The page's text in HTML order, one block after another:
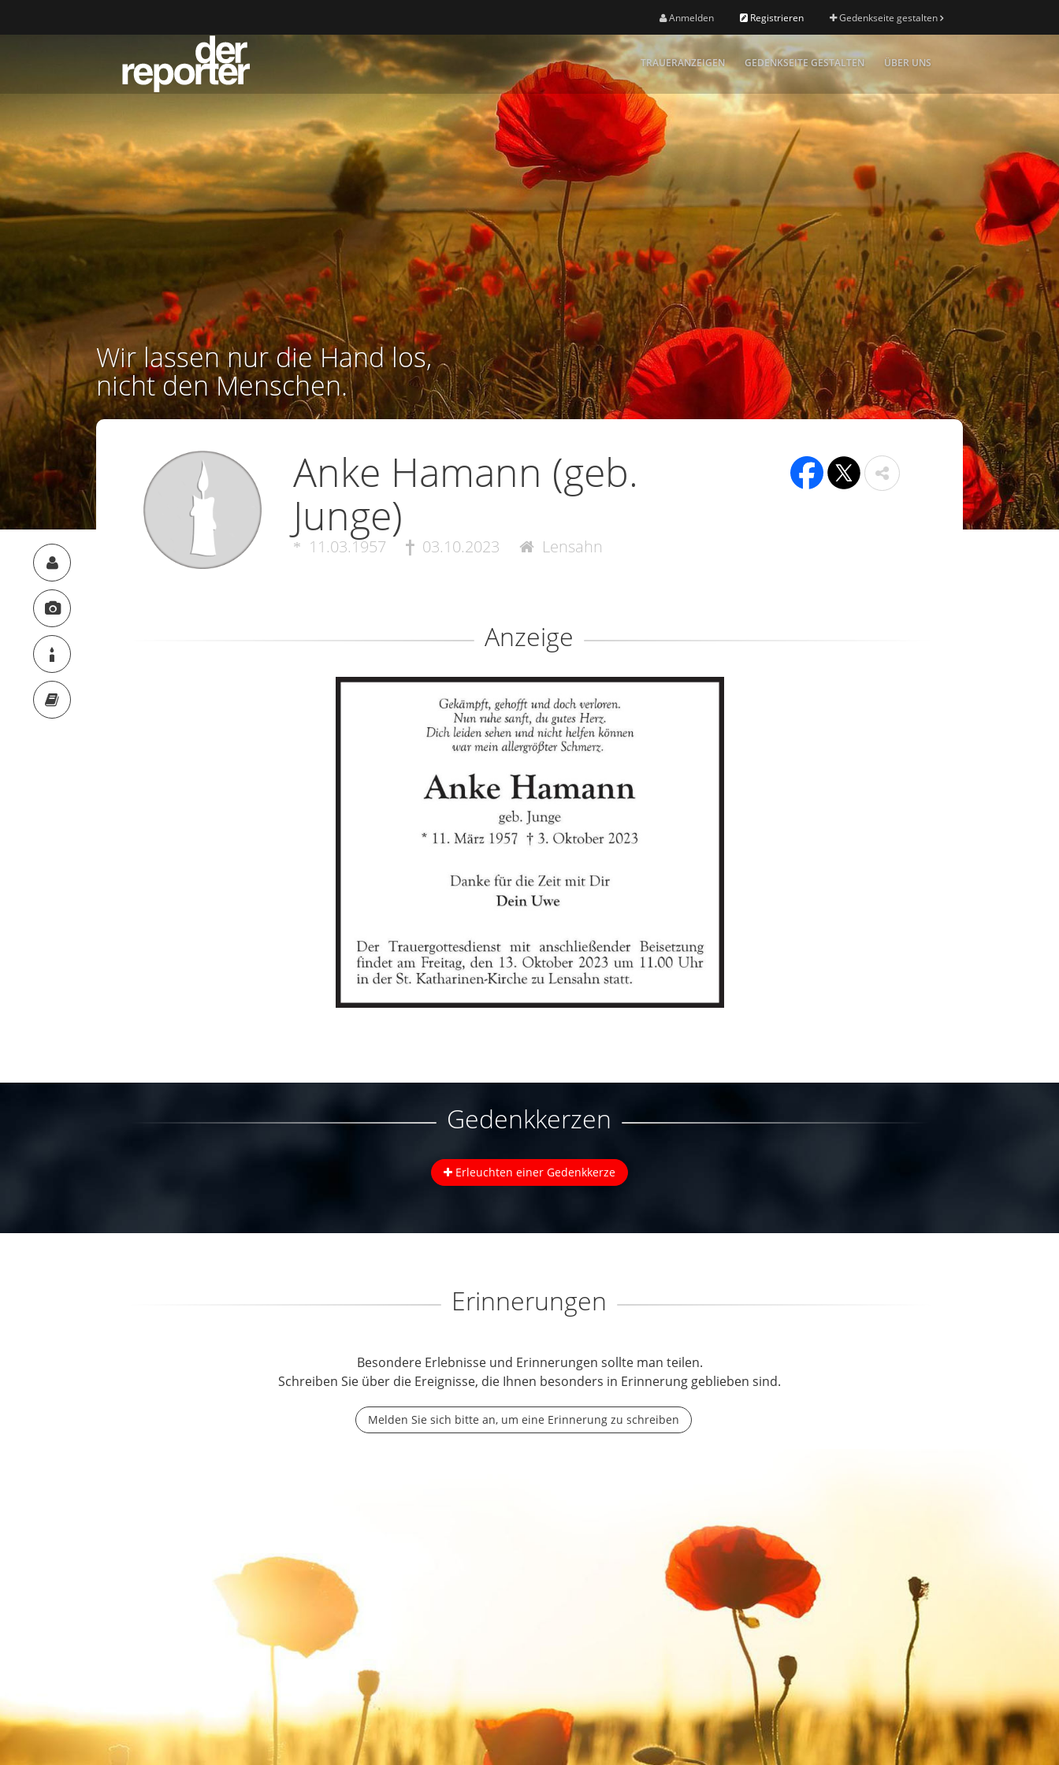
Anmelden Registrieren Gedenkseite gestalten
TRAUERANZEIGEN GEDENKSEITE GESTALTEN ÜBER UNS
Wir lassen nur die Hand los,
nicht den Menschen.
Anke Hamann (geb.
Junge)
11.03.1957 03.10.2023 Lensahn
Anzeige
Gedenkkerzen
Erleuchten einer Gedenkkerze
Erinnerungen
Besondere Erlebnisse und Erinnerungen sollte man teilen.
Schreiben Sie über die Ereignisse, die Ihnen besonders in Erinnerung geblieben sind.
Melden Sie sich bitte an, um eine Erinnerung zu schreiben